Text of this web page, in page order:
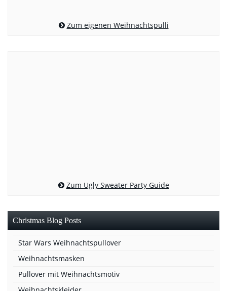
Zum eigenen Weihnachtspulli
Zum Ugly Sweater Party Guide
Christmas Blog Posts
Star Wars Weihnachtspullover
Weihnachtsmasken
Pullover mit Weihnachtsmotiv